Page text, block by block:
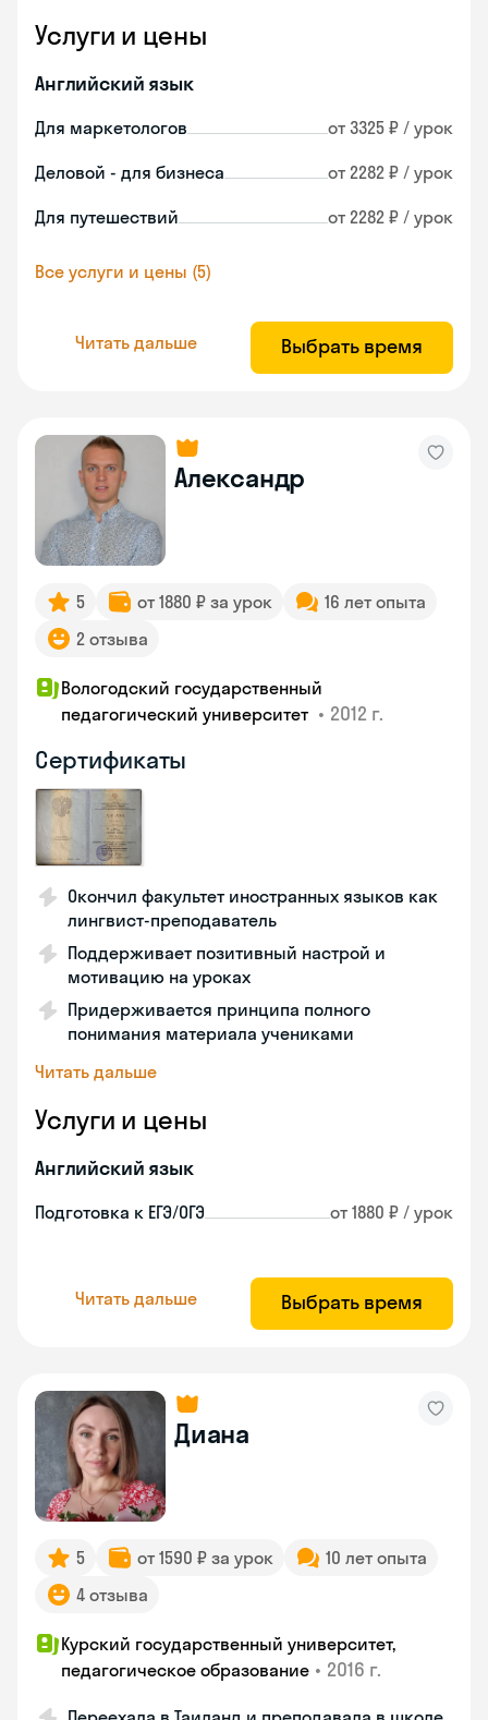
Услуги и цены
Английский язык
Для маркетологов от 3325 ₽ / урок
Деловой - для бизнеса от 2282 ₽ / урок
Для путешествий от 2282 ₽ / урок
Все услуги и цены (5)
Читать дальше Выбрать время
Александр
5 от 1880 ₽ за урок
16 лет опыта
2 отзыва
Вологодский государственный
педагогический университет • 2012 г.
Сертификаты
Окончил факультет иностранных языков как
лингвист-преподаватель
Поддерживает позитивный настрой и
мотивацию на уроках
Придерживается принципа полного
понимания материала учениками
Читать дальше
Услуги и цены
Английский язык
Подготовка к ЕГЭ/ОГЭ от 1880 ₽ / урок
Читать дальше Выбрать время
Диана
5 от 1590 ₽ за урок
10 лет опыта
4 отзыва
Курский государственный университет,
педагогическое образование • 2016 г.